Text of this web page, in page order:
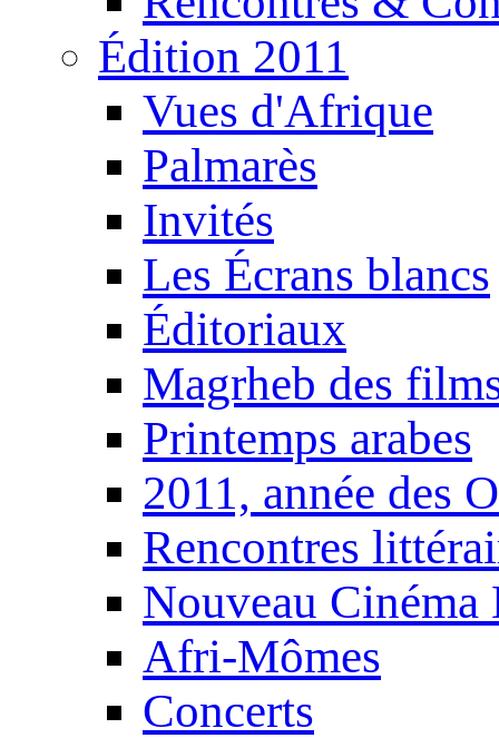
Édition 2011
Vues d'Afrique
Palmarès
Invités
Les Écrans blancs
Éditoriaux
Magrheb des
Printemps arabes
2011, année des
Rencontres
Nouveau Cinéma
Afri-Mômes
Concerts